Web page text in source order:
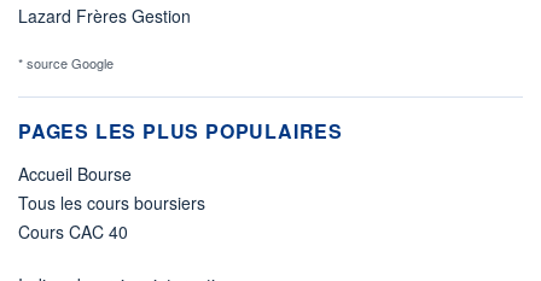
Lazard Frères Gestion
* source Google
PAGES LES PLUS POPULAIRES
Accueil Bourse
Tous les cours boursiers
Cours CAC 40